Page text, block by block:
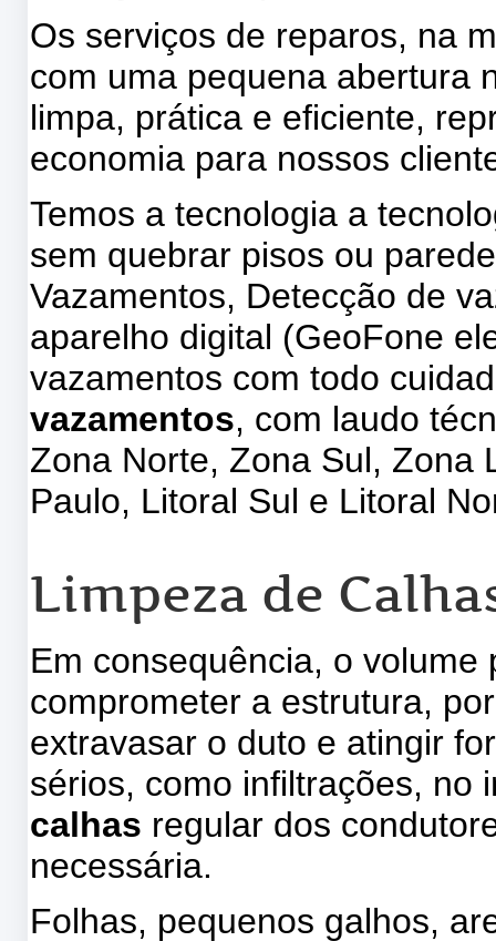
Os serviços de reparos, na
com uma pequena abertura
limpa, prática e eficiente,
economia para nossos
Temos a tecnologia a
sem quebrar pisos ou
Vazamentos, Detecção de
aparelho digital (GeoFone
vazamentos com todo
vazamentos, com laudo
Zona Norte, Zona Sul, Zona
Paulo, Litoral Sul e Litoral
Limpeza de
Em consequência, o
comprometer a estrutura,
extravasar o duto e atingir
sérios, como infiltrações, no
calhas regular dos
necessária.
Folhas, pequenos galhos,